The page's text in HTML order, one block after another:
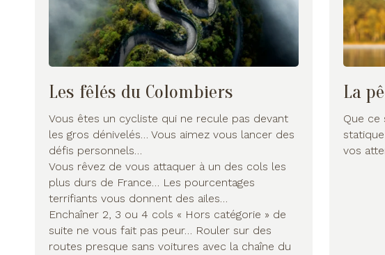
Les fêlés du Colombiers
Vous êtes un cycliste qui ne recule pas devant
les gros dénivelés… Vous aimez vous lancer des
défis personnels…
Vous rêvez de vous attaquer à un des cols les
plus durs de France… Les pourcentages
terrifiants vous donnent des ailes…
Enchaîner 2, 3 ou 4 cols « Hors catégorie » de
suite ne vous fait pas peur… Rouler sur des
routes presque sans voitures avec la chaîne du
La
Que ce
vos